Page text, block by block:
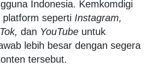
Indonesia. Kemkomdigi
seperti Instagram,
dan YouTube untuk
lebih besar dengan segera
tersebut.